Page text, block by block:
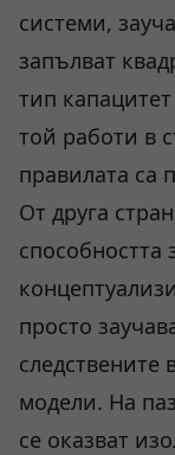
системи,
запълват
тип
той работи в
правилата са
От друга
способността
просто
следствените
модели. На
се оказват